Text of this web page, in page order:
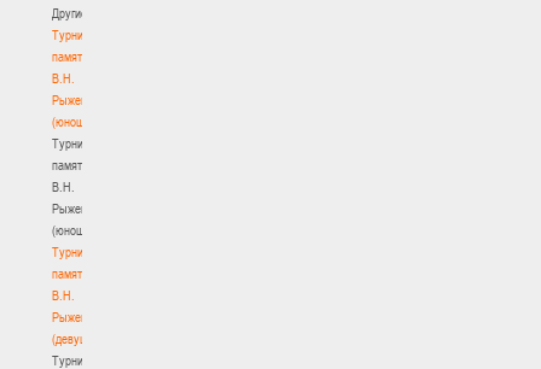
Другие
Турнир
памяти
В.Н.
Рыженкова
(юноши)
Турнир
памяти
В.Н.
Рыженкова
(юноши)
Турнир
памяти
В.Н.
Рыженкова
(девушки)
Турнир